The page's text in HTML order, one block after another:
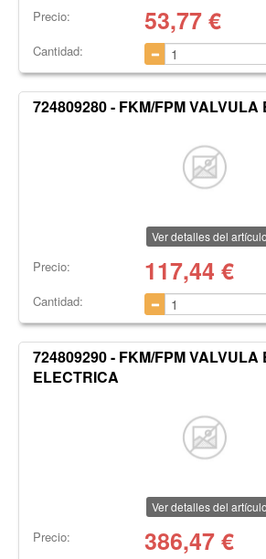
Precio: 53,77€
Cantidad:
724809280 - FKM/FPM VALVULA
Ver detalles del artículo
Precio: 117,44 €
Cantidad:
724809290 - FKM/FPM VALVULA
ELECTRICA
Ver detalles del artículo
Precio: 386,47€